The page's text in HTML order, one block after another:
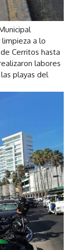
a lo
Cerritos hasta
labores
playas del